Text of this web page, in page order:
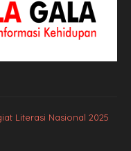
Literasi Nasional 2025